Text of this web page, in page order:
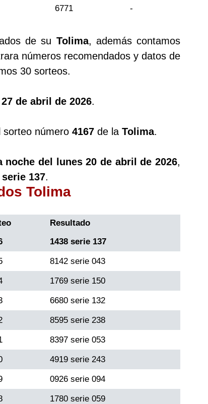
6771 -
de su Tolima, además contamos
números recomendados y datos de
30 sorteos.
27 de abril de 2026.
sorteo número 4167 de la Tolima.
noche del lunes 20 de abril de 2026,
serie 137.
Tolima
Resultado
1438 serie 137
8142 serie 043
1769 serie 150
6680 serie 132
8595 serie 238
8397 serie 053
4919 serie 243
0926 serie 094
1780 serie 059